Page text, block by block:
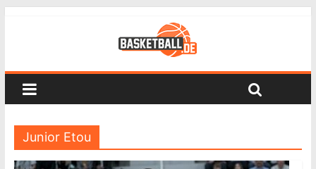
Junior Etou